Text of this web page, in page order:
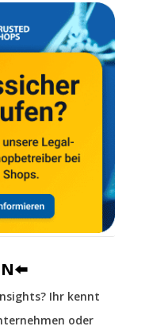
Ihr kennt
oder